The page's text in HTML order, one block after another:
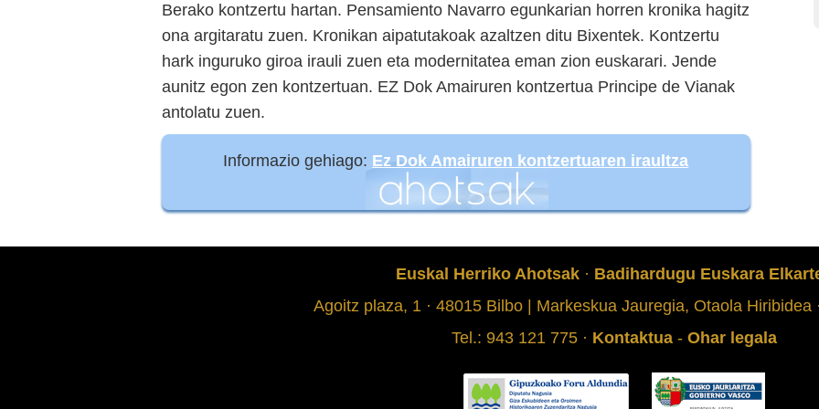
Berako kontzertu hartan. Pensamiento Navarro egunkarian horren kronika hagitz
ona argitaratu zuen. Kronikan aipatutakoak azaltzen ditu Bixentek. Kontzertu
hark inguruko giroa irauli zuen eta modernitatea eman zion euskarari. Jende
aunitz egon zen kontzertuan. EZ Dok Amairuren kontzertua Principe de Vianak
antolatu zuen.
Informazio gehiago: Ez Dok Amairuren kontzertuaren iraultza
Euskal Herriko Ahotsak · Badihardugu Euskara
Agoitz plaza, 1 · 48015 Bilbo | Markeskua Jauregia, Otaola Hiribidea
Tel.: 943 121 775 · Kontaktua - Ohar legala